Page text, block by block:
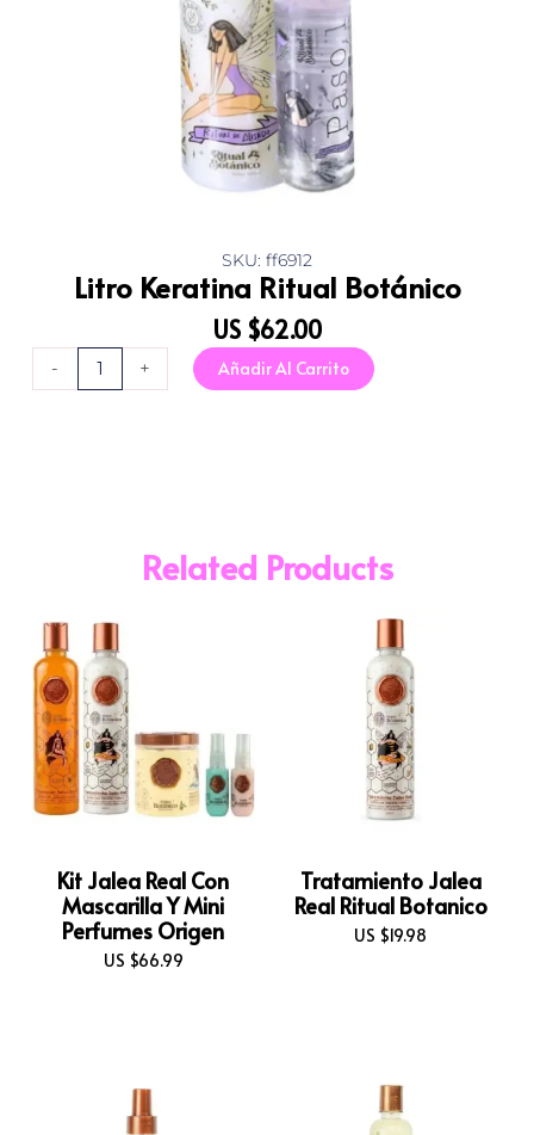
SKU: ff6912
Litro Keratina Ritual Botánico
US $62.00
-
Keratina
+ Añadir Al Carrito
Related Products
Kit Jalea Real Con
Mascarilla Y Mini
Perfumes Origen
US $66.99
Tratamiento Jalea
Real Ritual Botanico
US $19.98